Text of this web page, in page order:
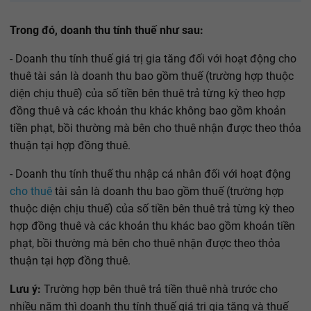
Trong đó, doanh thu tính thuế như sau:
- Doanh thu tính thuế giá trị gia tăng đối với hoạt động cho
thuê tài sản là doanh thu bao gồm thuế (trường hợp thuộc
diện chịu thuế) của số tiền bên thuê trả từng kỳ theo hợp
đồng thuê và các khoản thu khác không bao gồm khoản
tiền phạt, bồi thường mà bên cho thuê nhận được theo thỏa
thuận tại hợp đồng thuê.
- Doanh thu tính thuế thu nhập cá nhân đối với hoạt động
cho thuê tài sản là doanh thu bao gồm thuế (trường hợp
thuộc diện chịu thuế) của số tiền bên thuê trả từng kỳ theo
hợp đồng thuê và các khoản thu khác bao gồm khoản tiền
phạt, bồi thường mà bên cho thuê nhận được theo thỏa
thuận tại hợp đồng thuê.
Lưu ý: Trường hợp bên thuê trả tiền thuê nhà trước cho
nhiều năm thì doanh thu tính thuế giá trị gia tăng và thuế